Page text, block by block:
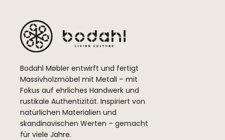
Bodahl Møbler entwirft und fertigt
Massivholzmöbel mit Metall – mit
Fokus auf ehrliches Handwerk und
rustikale Authentizität. Inspiriert von
natürlichen Materialien und
skandinavischen Werten – gemacht
für viele Jahre.